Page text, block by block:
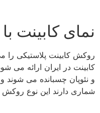
نمای کابینت
روکش کابینت پلاستیکی را
کابینت در ایران ارائه می
و نئوپان چسبانده می
شماری دارند این نوع